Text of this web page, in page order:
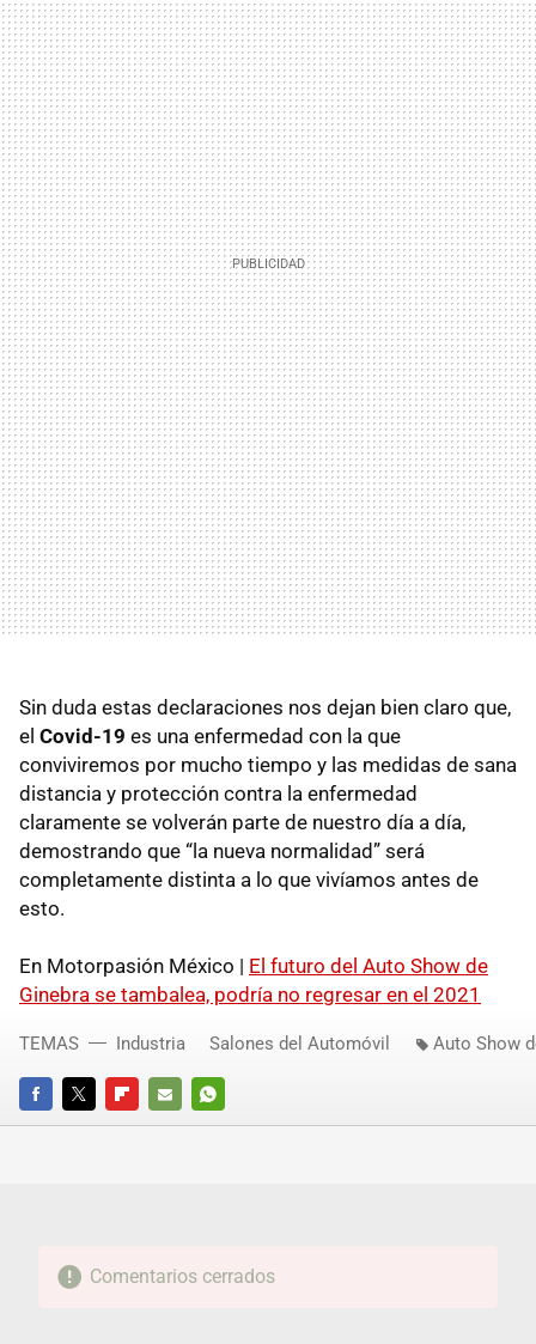
Sin duda estas declaraciones nos dejan bien claro que,
el Covid-19 es una enfermedad con la que
conviviremos por mucho tiempo y las medidas de sana
distancia y protección contra la enfermedad
claramente se volverán parte de nuestro día a día,
demostrando que “la nueva normalidad” será
completamente distinta a lo que vivíamos antes de
esto.
En Motorpasión México | El futuro del Auto Show de
Ginebra se tambalea, podría no regresar en el 2021
FACEBOOKTWITTERFLIPBOARD
E-
WHATSAPP
TEMAS Industria Salones del Automóvil Auto Show
Comentarios cerrados